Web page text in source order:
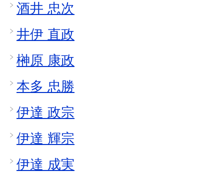
酒井 忠次
井伊 直政
榊原 康政
本多 忠勝
伊達 政宗
伊達 輝宗
伊達 成実